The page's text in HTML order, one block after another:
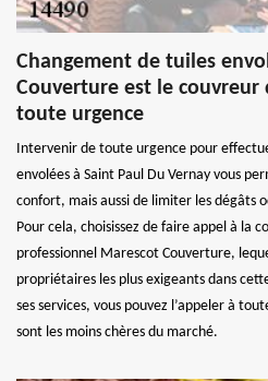
Changement de tuiles
Couverture est le
toute urgence
Intervenir de toute urgence pour
envolées à Saint Paul Du Vernay vous
confort, mais aussi de limiter les dégâts
Pour cela, choisissez de faire appel à la
professionnel Marescot Couverture,
propriétaires les plus exigeants dans
ses services, vous pouvez l’appeler à
sont les moins chères du marché.